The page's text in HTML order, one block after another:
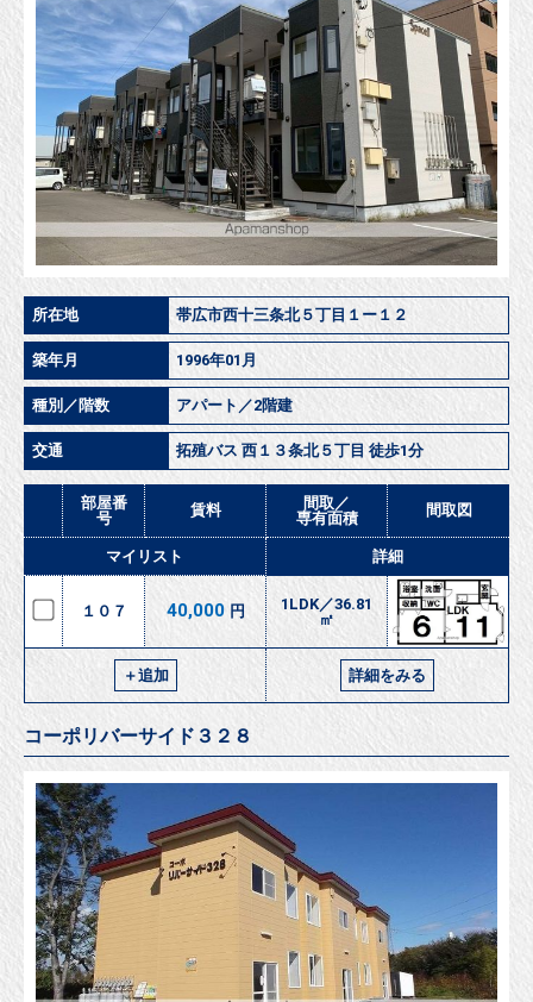
所在地 帯広市西十三条北５丁目１ー１２
築年月 1996年01月
種別／階数 アパート／2階建
交通 拓殖バス 西１３条北５丁目 徒歩1分
部屋番
号
賃料
間取／
専有面積
間取図
マイリスト 詳細
１０７ 40,000 円
1LDK／36.81
㎡
＋追加 詳細をみる
コーポリバーサイド３２８